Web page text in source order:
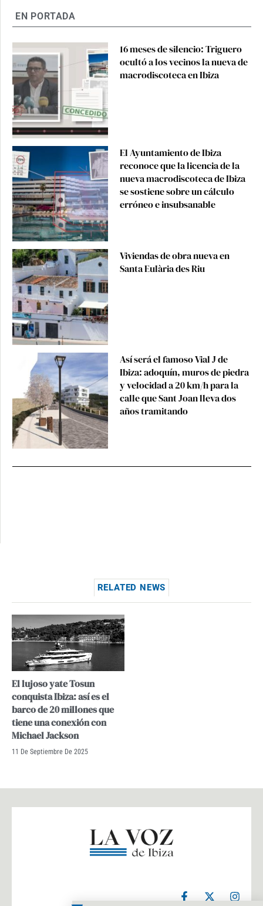
EN PORTADA
16 meses de silencio: Triguero
ocultó a los vecinos la nueva de
macrodiscoteca en Ibiza
El Ayuntamiento de Ibiza
reconoce que la licencia de la
nueva macrodiscoteca de Ibiza
se sostiene sobre un cálculo
erróneo e insubsanable
Viviendas de obra nueva en
Santa Eulària des Riu
Así será el famoso Vial J de
Ibiza: adoquín, muros de piedra
y velocidad a 20 km/h para la
calle que Sant Joan lleva dos
años tramitando
RELATED NEWS
El lujoso yate Tosun
conquista Ibiza: así es el
barco de 20 millones que
tiene una conexión con
Michael Jackson
11 De Septiembre De 2025
F
a
X
-
I
n